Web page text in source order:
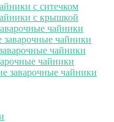
с ситечком
с крышкой
чайники
заварочные чайники
чайники
чайники
заварочные чайники